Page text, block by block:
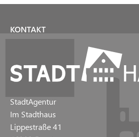
KONTAKT
StadtAgentur
Im Stadthaus
Lippestraße 41